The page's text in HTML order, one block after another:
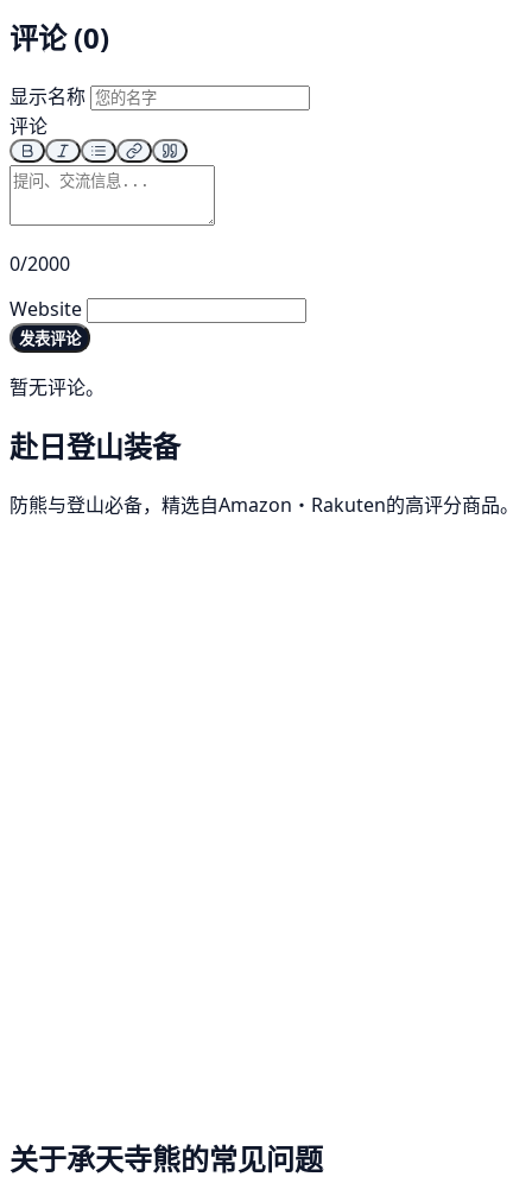
评论 (0)
显示名称
评论
0/2000
Website
发表评论
暂无评论。
赴日登山装备
防熊与登山必备，精选自Amazon・Rakuten的高评分商品。
关于承天寺熊的常见问题